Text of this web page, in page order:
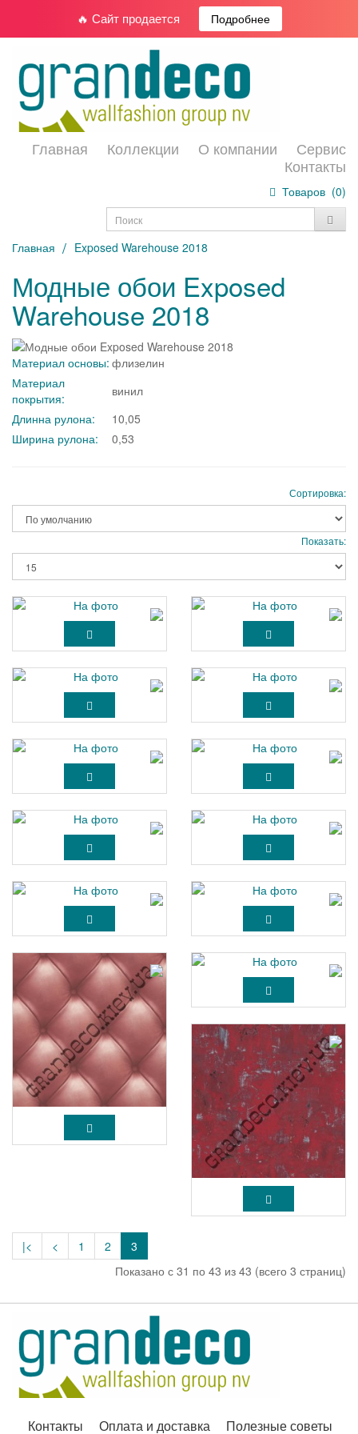
🔥 Сайт продается Подробнее
Главная Коллекции О компании
Сервис
Контакты
Товаров (0)
Главная Exposed Warehouse 2018
Модные обои Exposed
Warehouse 2018
Материал основы: флизелин
Материал
покрытия:
винил
Длинна рулона:
10,05
Ширина рулона:
0,53
Сортировка:
Показать:
|< < 1 2
3
Показано с 31 по 43 из 43 (всего 3 страниц)
Контакты Оплата и доставка
Полезные советы